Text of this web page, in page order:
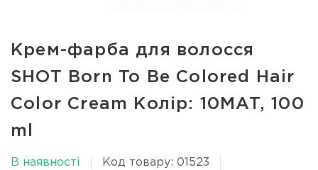
Крем-фарба для волосся
SHOT Born To Be Colored Hair
Color Cream Колір: 10MAT, 100
ml
В наявності
Код товару: 01523